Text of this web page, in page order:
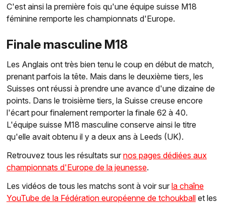
C'est ainsi la première fois qu'une équipe suisse M18
féminine remporte les championnats d'Europe.
Finale masculine M18
Les Anglais ont très bien tenu le coup en début de match,
prenant parfois la tête. Mais dans le deuxième tiers, les
Suisses ont réussi à prendre une avance d'une dizaine de
points. Dans le troisième tiers, la Suisse creuse encore
l'écart pour finalement remporter la finale 62 à 40.
L'équipe suisse M18 masculine conserve ainsi le titre
qu'elle avait obtenu il y a deux ans à Leeds (UK).
Retrouvez tous les résultats sur nos pages dédiées aux
championnats d'Europe de la jeunesse.
Les vidéos de tous les matchs sont à voir sur la chaîne
YouTube de la Fédération européenne de tchoukballet les